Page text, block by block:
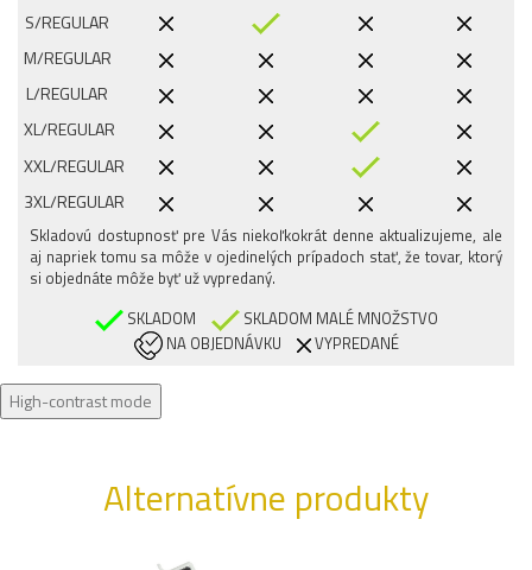
S/REGULAR
M/REGULAR
L/REGULAR
XL/REGULAR
XXL/REGULAR
3XL/REGULAR
Skladovú dostupnosť pre Vás niekoľkokrát denne aktualizujeme, ale
aj napriek tomu sa môže v ojedinelých prípadoch stať, že tovar, ktorý
si objednáte môže byť už vypredaný.
SKLADOM
SKLADOM MALÉ MNOŽSTVO
NA OBJEDNÁVKU
VYPREDANÉ
High-contrast mode
Alternatívne produkty